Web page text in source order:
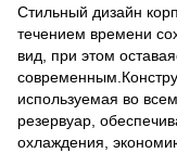
Стильный дизайн
течением времени
вид, при этом
используемая во
резервуар,
охлаждения,